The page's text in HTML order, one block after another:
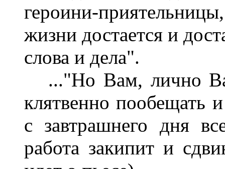
героини-
жизни достается и
слова и дела".
..."Но Вам, лично
клятвенно пообещать
с завтрашнего дня
работа закипит и